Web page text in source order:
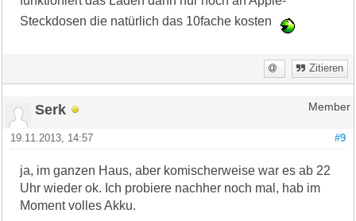
Steckdosen die natürlich das 10fache kosten
Zitieren
Serk Member
#9
19.11.2013, 14:57
ja, im ganzen Haus, aber komischerweise war es ab 22
Uhr wieder ok. Ich probiere nachher noch mal, hab im
Moment volles Akku.